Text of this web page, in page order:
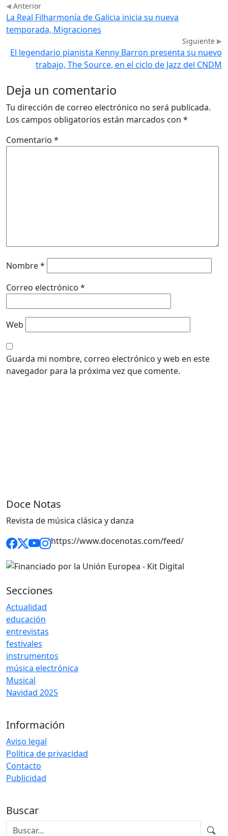
Anterior
La Real Filharmonía de Galicia inicia su nueva
temporada, Migraciones
Siguiente
El legendario pianista Kenny Barron presenta su nuevo
trabajo, The Source, en el ciclo de Jazz del CNDM
Deja un comentario
Tu dirección de correo electrónico no será publicada.
Los campos obligatorios están marcados con *
Comentario *
Nombre*
Correo electrónico *
Web
Guarda mi nombre, correo electrónico y web en este
navegador para la próxima vez que comente.
Doce Notas
Revista de música clásica y danza
https://www.docenotas.com/feed/
Secciones
Actualidad
educación
entrevistas
festivales
instrumentos
música electrónica
Musical
Navidad 2025
Información
Aviso legal
Política de privacidad
Contacto
Publicidad
Buscar